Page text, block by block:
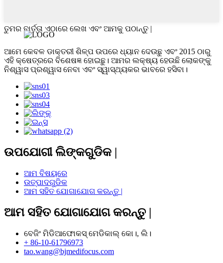
ତୁମର ବାର୍ତ୍ତା ଏଠାରେ ଲେଖ ଏବଂ ଆମକୁ ପଠାନ୍ତୁ |
ଆମେ କେବଳ ଡାକ୍ତରୀ ଶିଳ୍ପ ଉପରେ ଧ୍ୟାନ ଦେଉଛୁ ଏବଂ 2015 ଠାରୁ
ଏହି କ୍ଷେତ୍ରରେ ବିଶେଷଜ୍ଞ ହୋଇଛୁ। ଆମର ଲକ୍ଷ୍ୟ ହେଉଛି ଲୋକଙ୍କୁ
ନିଶ୍ୱାସ ପ୍ରଶ୍ୱାସ ନେବା ଏବଂ ସ୍ୱାସ୍ଥ୍ୟକର ଭାବରେ ହସିବା।
ଉପଯୋଗୀ ଲିଙ୍କଗୁଡିକ |
ଆମ ବିଷୟରେ
ଉତ୍ପାଦଗୁଡିକ
ଆମ ସହିତ ଯୋଗାଯୋଗ କରନ୍ତୁ |
ଆମ ସହିତ ଯୋଗାଯୋଗ କରନ୍ତୁ |
ବେଜିଂ ମିଡିଆଫୋକସ୍ ମେଡିକାଲ୍ କୋ।, ଲି।
+ 86-10-61796973
tao.wang@bjmedifocus.com